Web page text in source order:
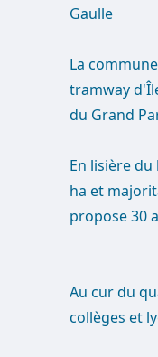
Gaulle
La
tramway
du Grand
En lisière du
ha et
propose 30
Au cur du
collèges et